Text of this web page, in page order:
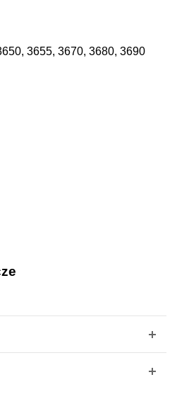
3655, 3670, 3680, 3690